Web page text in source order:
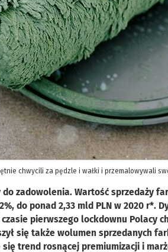
chwycili za pędzle i wałki i przemalowywali
zadowolenia. Wartość sprzedaży
do ponad 2,33 mld PLN w 2020 r*.
czasie pierwszego lockdownu
się także wolumen sprzedanych
się trend rosnącej premiumizacji i